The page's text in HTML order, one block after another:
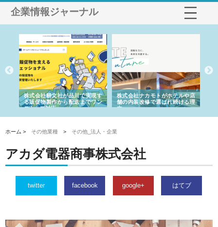
企業情報ジャーナル
株式会社耕文社が品川で実現す
る販促物製作から配送までワン
ストップ対応
株式会社ナカモトがホテルや店
舗の内装改修で選ばれ続ける理
由
ホーム > その他業種 > その他_法人・企業
アカダ電器商事株式会社
twitter facebook google+ はてブ